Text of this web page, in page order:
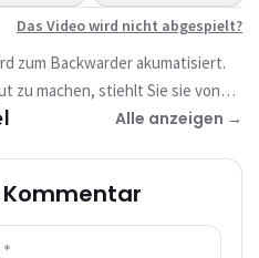
Das Video wird nicht abgespielt?
zum Backwarder akumatisiert.
zu machen, stiehlt Sie sie von
Alle anzeigen →